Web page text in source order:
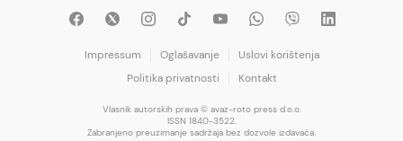
Impressum Oglašavanje
Uslovi korištenja
Politika privatnosti
Kontakt
Vlasnik autorskih prava © avaz-roto press d.o.o.
ISSN 1840-3522.
Zabranjeno preuzimanje sadržaja bez dozvole izdavača.